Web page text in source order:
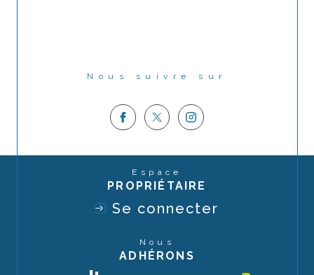
Nous suivre sur
Espace
PROPRIÉTAIRE
Se connecter
Nous
ADHÉRONS